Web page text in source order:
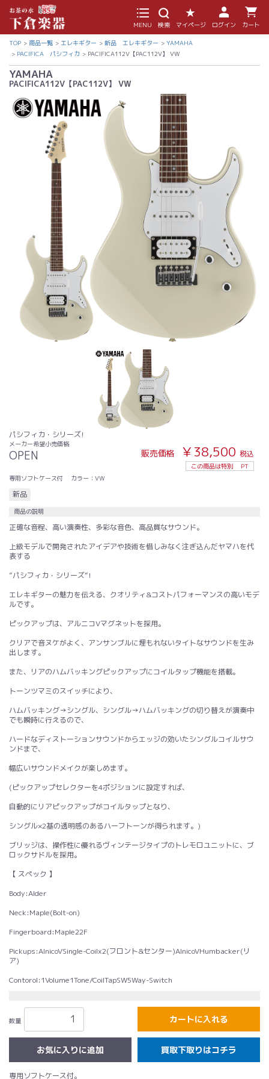
MENU 検索 マイページ ログイン カート
TOP 商品一覧 エレキギター 新品 エレキギター
YAMAHA
PACIFICA パシフィカ
PACIFICA112V【PAC112V】 VW
YAMAHA
PACIFICA112V【PAC112V】 VW
パシフィカ・シリーズ!
メーカー希望小売価格
OPEN 販売価格 ￥38,500 税込
この商品は特別
PT
専用ソフトケース付
カラー：VW
新品
商品の説明
正確な音程、高い演奏性、多彩な音色、高品質なサウンド。
上級モデルで開発されたアイデアや技術を惜しみなく注ぎ込んだヤマハを代
表する
”パシフィカ・シリーズ”!
エレキギターの魅力を伝える、クオリティ&コストパフォーマンスの高いモデ
ルです。
ピックアップは、アルニコVマグネットを採用。
クリアで音ヌケがよく、アンサンブルに埋もれないタイトなサウンドを生み
出します。
また、リアのハムバッキングピックアップにコイルタップ機能を搭載。
トーンツマミのスイッチにより、
ハムバッキング→シングル、シングル→ハムバッキングの切り替えが演奏中
でも瞬時に行えるので、
ハードなディストーションサウンドからエッジの効いたシングルコイルサウ
ンドまで、
幅広いサウンドメイクが楽しめます。
(ピックアップセレクターを4ポジションに設定すれば、
自動的にリアピックアップがコイルタップとなり、
シングル×2基の透明感のあるハーフトーンが得られます。)
ブリッジは、操作性に優れるヴィンテージタイプのトレモロユニットに、ブ
ロックサドルを採用。
【 スペック 】
Body:Alder
Neck:Maple(Bolt-on)
Fingerboard:Maple22F
Pickups:AlnicoVSingle-Coilx2(フロント&センター)AlnicoVHumbacker(リ
ア)
Contorol:1Volume1Tone/CoilTapSW5Way-Switch
数量 カートに入れる
買取下取りはコチラ
専用ソフトケース付。